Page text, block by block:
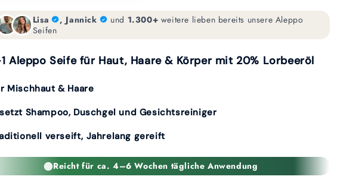
Lisa , Jannick und 1.300+ weitere lieben bereits unsere Aleppo
Seifen
Aleppo Seife für Haut, Haare & Körper mit 20% Lorbeeröl
Mischhaut & Haare
Shampoo, Duschgel und Gesichtsreiniger
verseift, Jahrelang gereift
Reicht für ca. 4–6 Wochen tägliche Anwendung